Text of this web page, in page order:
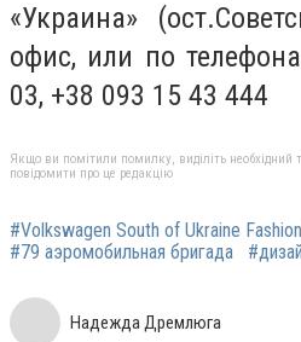
«Украина»
офис, или по
03, +38 093 15 43 444
Якщо ви помітили помилку, виділіть необхідний
повідомити про це редакцію
#Volkswagen South of Ukraine
#79 аэромобильная бригада
Надежда Дремлюга